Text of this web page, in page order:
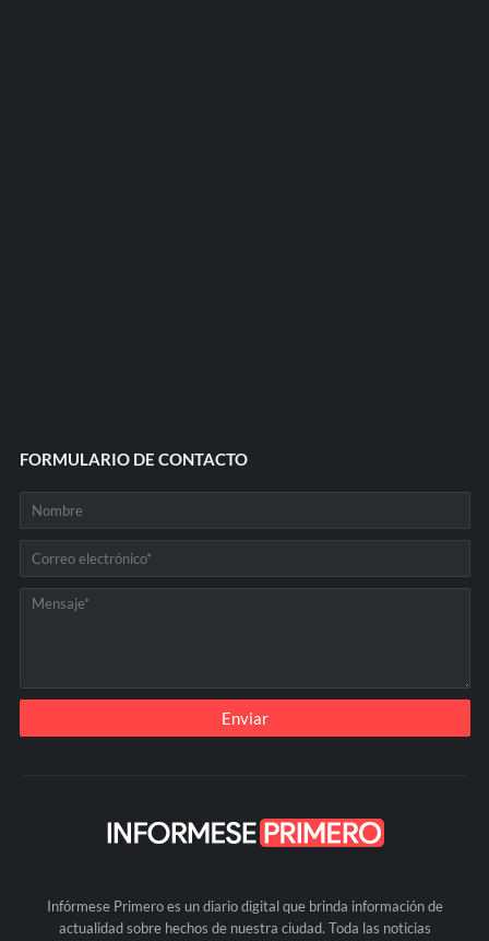
FORMULARIO DE CONTACTO
Infórmese Primero es un diario digital que brinda información de
actualidad sobre hechos de nuestra ciudad. Toda las noticias